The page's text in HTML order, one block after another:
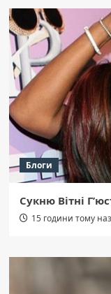
Блоги
Сукню Вітні
15 години тому